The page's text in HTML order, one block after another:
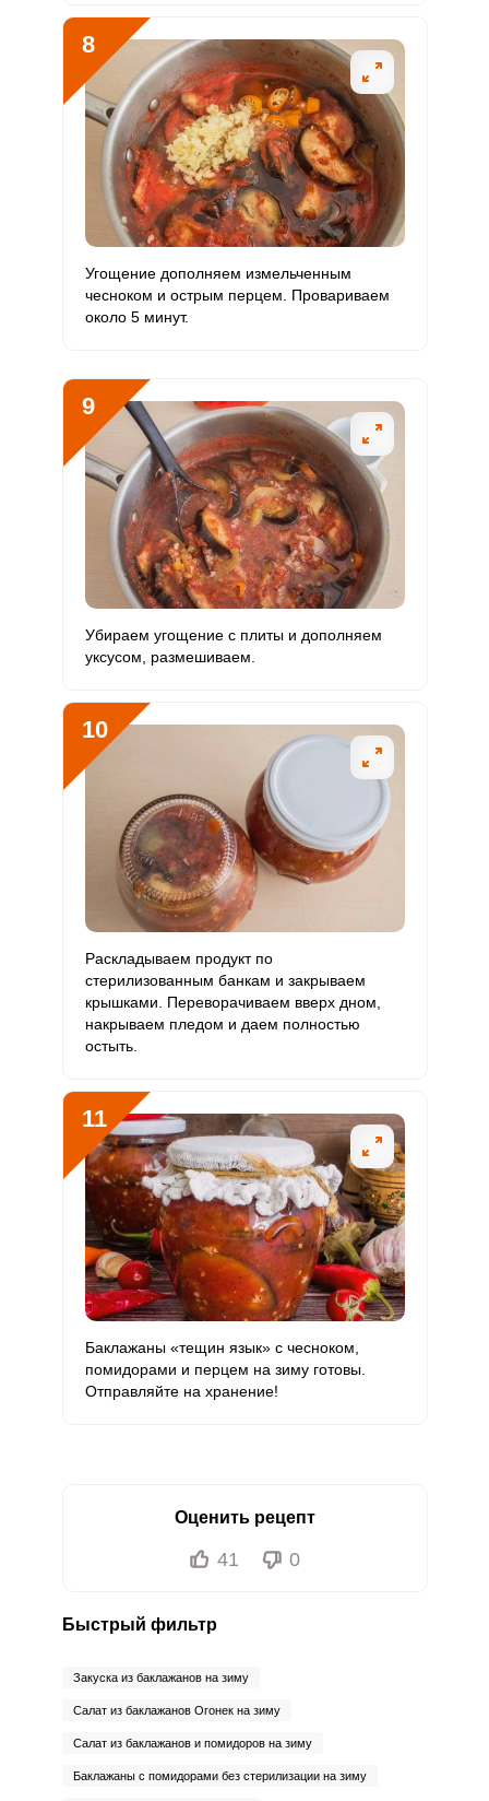
8
Угощение дополняем измельченным
чесноком и острым перцем. Провариваем
около 5 минут.
9
Убираем угощение с плиты и дополняем
уксусом, размешиваем.
10
Раскладываем продукт по
стерилизованным банкам и закрываем
крышками. Переворачиваем вверх дном,
накрываем пледом и даем полностью
остыть.
11
Баклажаны «тещин язык» с чесноком,
помидорами и перцем на зиму готовы.
Отправляйте на хранение!
Оценить рецепт
41 0
Быстрый фильтр
Закуска из баклажанов на зиму
Салат из баклажанов Огонек на зиму
Салат из баклажанов и помидоров на зиму
Баклажаны с помидорами без стерилизации на зиму